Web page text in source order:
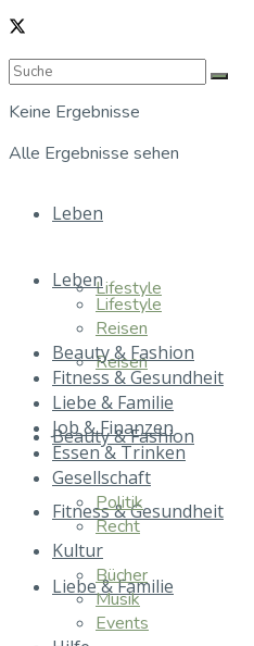
Keine Ergebnisse
Alle Ergebnisse sehen
Leben
Lifestyle
Reisen
Beauty & Fashion
Fitness & Gesundheit
Liebe & Familie
Leben
Lifestyle
Reisen
Beauty & Fashion
Fitness & Gesundheit
Liebe & Familie
Job & Finanzen
Essen & Trinken
Gesellschaft
Politik
Recht
Kultur
Bücher
Musik
Events